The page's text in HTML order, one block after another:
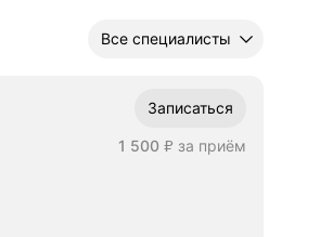
Все специалисты
Записаться
Цена
1500
1 500 ₽ за приём